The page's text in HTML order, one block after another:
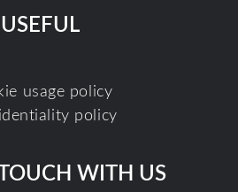
USEFUL
usage policy
policy
WITH US